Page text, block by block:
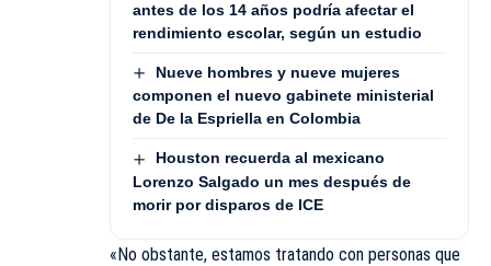
antes de los 14 años podría afectar el
rendimiento escolar, según un estudio
Nueve hombres y nueve mujeres
componen el nuevo gabinete ministerial
de De la Espriella en Colombia
Houston recuerda al mexicano
Lorenzo Salgado un mes después de
morir por disparos de ICE
«No obstante, estamos tratando con personas que